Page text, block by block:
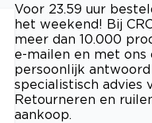
Voor 23.59 uur
het weekend! Bij
meer dan 10.000
e-mailen en met
persoonlijk
specialistisch advies
Retourneren en
aankoop.